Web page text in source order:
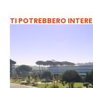
TI POTREBBERO